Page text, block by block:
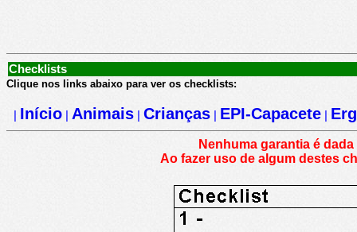
Checklists
Clique nos links abaixo para ver os checklists:
Início| Animais| Crianças| EPI-Capacete|
Nenhuma garantia é
Ao fazer uso de algum destes